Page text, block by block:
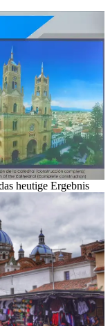
heutige Ergebnis